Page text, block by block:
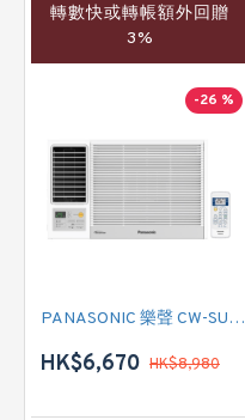
轉數快或轉帳額外回贈
3%
-26 %
PANASONIC 樂聲 CW-SUL120BA 匹半 變頻淨冷窗口式冷氣機 (左出風) (附遙控)
HK$6,670 HK$8,980